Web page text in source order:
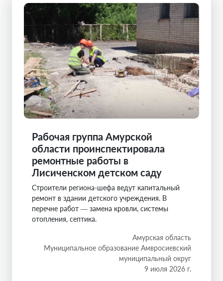
Рабочая группа Амурской
области проинспектировала
ремонтные работы в
Лисиченском детском саду
Строители региона-шефа ведут капитальный
ремонт в здании детского учреждения. В
перечне работ — замена кровли, системы
отопления, септика.
Амурская область
Муниципальное образование Амвросиевский
муниципальный округ
9 июля 2026 г.